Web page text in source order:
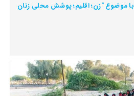
موضوع "زن؛ اقلیم؛ پوشش محلی زنان